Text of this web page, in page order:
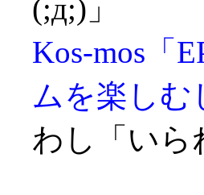
(;д;)」
Kos-mos「
ムを楽しむ
わし「いら